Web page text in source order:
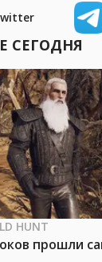
СЕГОДНЯ
HUNT
прошли